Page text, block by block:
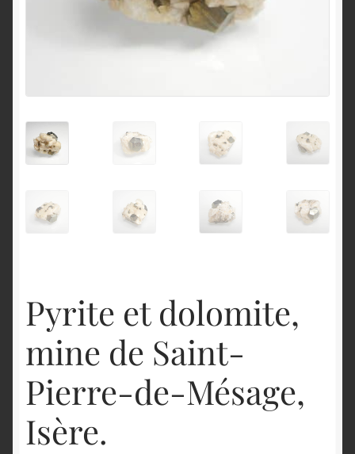
Pyrite et dolomite,
mine de Saint-
Pierre-de-Mésage,
Isère.